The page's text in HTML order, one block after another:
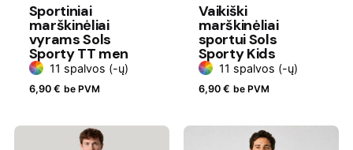
Sportiniai
marškinėliai
vyrams Sols
Sporty TT men
11 spalvos (-ų)
6,90 € be PVM
Vaikiški
marškinėliai
sportui Sols
Sporty Kids
11 spalvos (-ų)
6,90 € be PVM